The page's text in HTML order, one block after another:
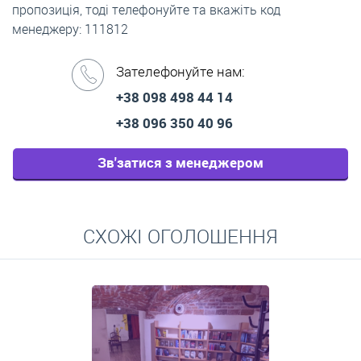
пропозиція, тоді телефонуйте та вкажіть код
менеджеру: 111812
Зателефонуйте нам:
+38 098 498 44 14
+38 096 350 40 96
Зв'затися з менеджером
СХОЖІ ОГОЛОШЕННЯ